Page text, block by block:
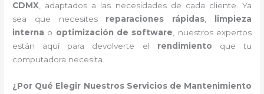
CDMX , adaptados a las necesidades de cada cliente. Ya
sea que necesites reparaciones rápidas
limpieza
interna o optimización de software , nuestros expertos
están aquí para devolverte el rendimiento que tu
computadora necesita.
¿Por Qué Elegir Nuestros Servicios de Mantenimiento